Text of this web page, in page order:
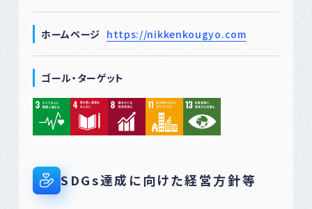
ホームページ https://nikkenkougyo.com
ゴール・ターゲット
SDGs達成に向けた経営方針等